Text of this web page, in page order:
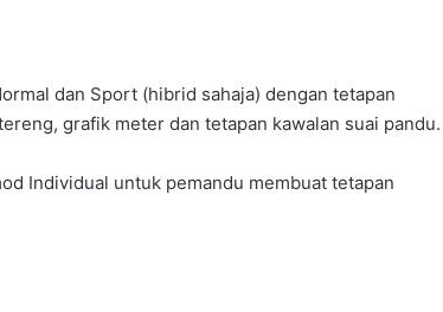
dan Sport (hibrid sahaja) dengan tetapan
grafik meter dan tetapan kawalan suai pandu.
Individual untuk pemandu membuat tetapan